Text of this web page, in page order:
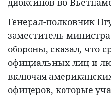
диоксинов во
Генерал-полковник
заместитель
обороны, сказал, что
официальных лиц и
включая
офицеров, которые